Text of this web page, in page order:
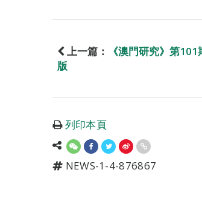
上一篇：
《澳門研究》第101
版
列印本頁
NEWS-1-4-876867